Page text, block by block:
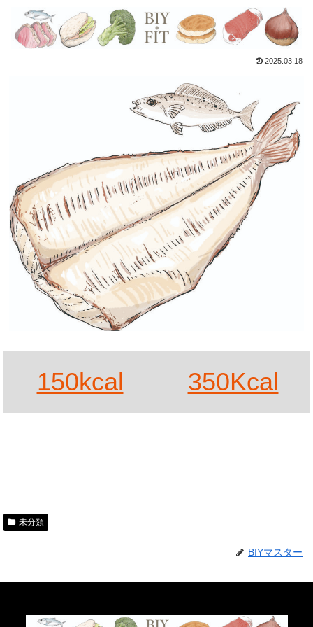
2025.03.18
150kcal 350Kcal
未分類
BIYマスター